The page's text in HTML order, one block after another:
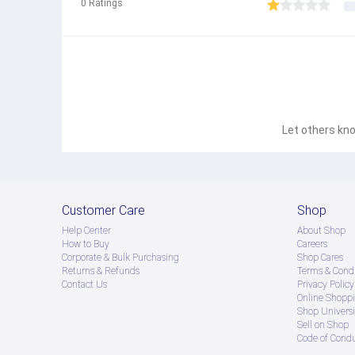
0 Ratings
Let others
Customer Care
Help Center
How to Buy
Corporate & Bulk Purchasing
Returns & Refunds
Contact Us
Shop
About Shop
Careers
Shop Cares
Terms &
Privacy Policy
Online
Shop
Sell on Shop
Code of